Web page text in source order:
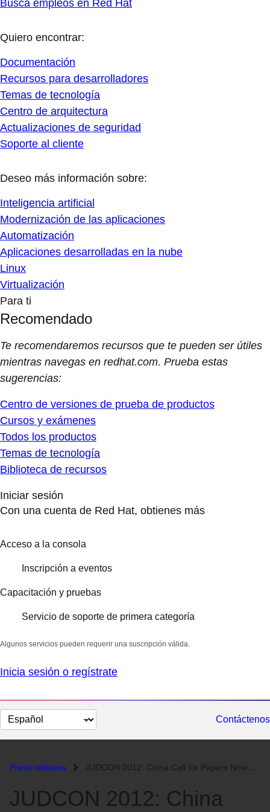
Busca empleos en Red Hat
Quiero encontrar:
Documentación
Recursos para desarrolladores
Temas de tecnología
Centro de arquitectura
Actualizaciones de seguridad
Soporte al cliente
Deseo más información sobre:
Inteligencia artificial
Modernización de las aplicaciones
Automatización
Aplicaciones desarrolladas en la nube
Linux
Virtualización
Para ti
Recomendado
Te recomendaremos recursos que te pueden ser útiles
mientras navegas en redhat.com. Prueba estas
sugerencias:
Centro de versiones de prueba de productos
Cursos y exámenes
Todos los productos
Temas de tecnología
Biblioteca de recursos
Iniciar sesión
Con una cuenta de Red Hat, obtienes más
Acceso a la consola
Inscripción a eventos
Capacitación y pruebas
Servicio de soporte de primera categoría
Algunos servicios pueden requerir una suscripción válida.
Inicia sesión o regístrate
Cambiar
el
Contáctenos
Press releases JUDCON 2012: China Call for Papers Now Open...
JUDCON 2012: China